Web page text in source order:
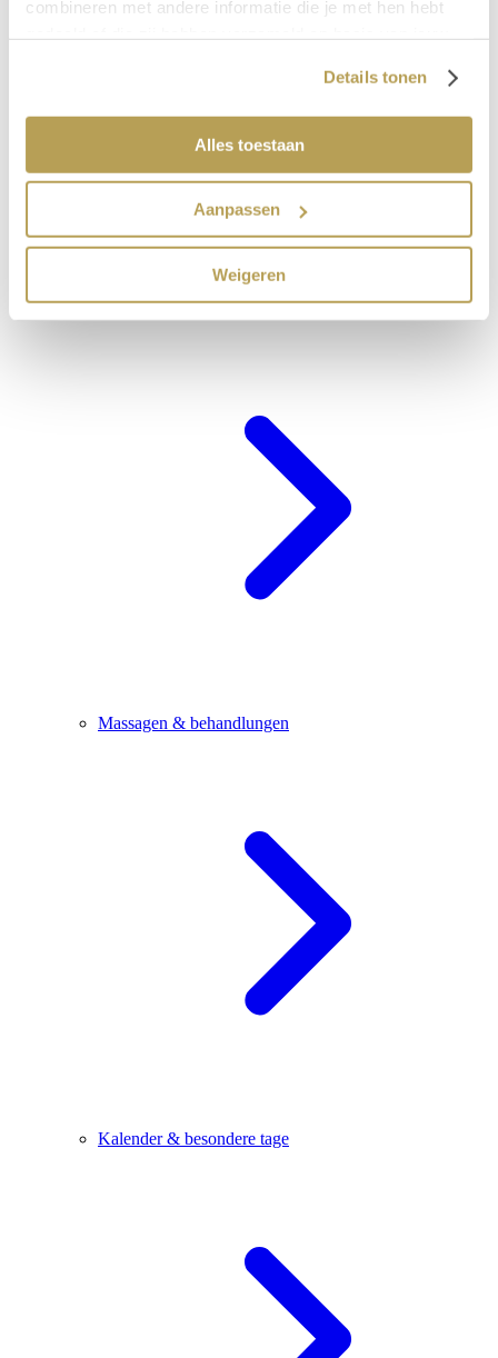
combineren met andere informatie die je met hen hebt
Details tonen
Alles toestaan
Aanpassen
Weigeren
Hotel-arrangements
Massagen & behandlungen
Kalender & besondere tage